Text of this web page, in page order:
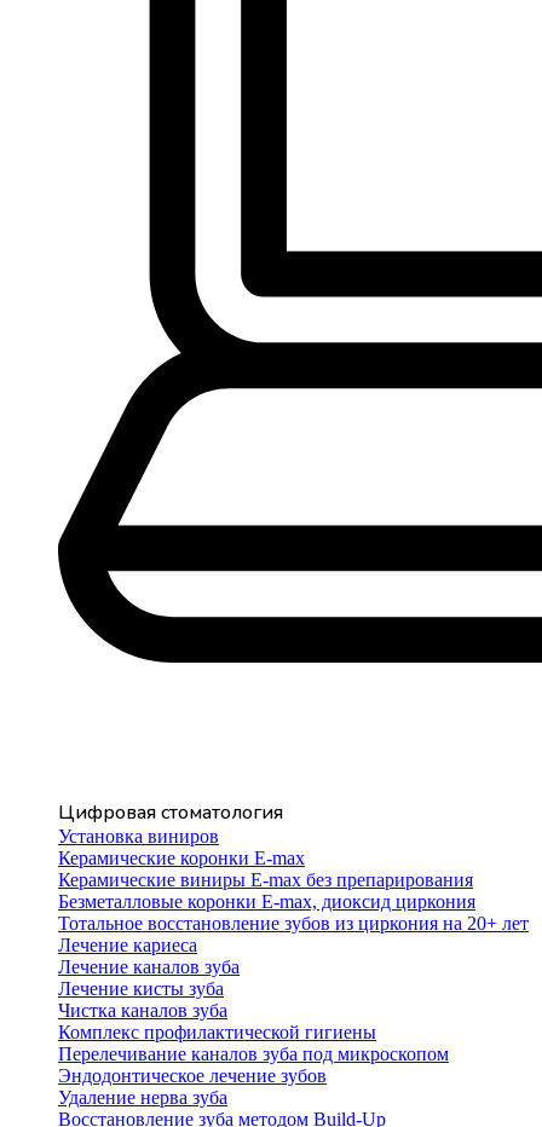
Цифровая стоматология
Установка виниров
Керамические коронки E-max
Керамические виниры E-max без препарирования
Безметалловые коронки Е-max, диоксид циркония
Тотальное восстановление зубов из циркония на 20+ лет
Лечение кариеса
Лечение каналов зуба
Лечение кисты зуба
Чистка каналов зуба
Комплекс профилактической гигиены
Перелечивание каналов зуба под микроскопом
Эндодонтическое лечение зубов
Удаление нерва зуба
Восстановление зуба методом Build-Up